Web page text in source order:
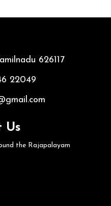
626117
22049
Us
the Rajapalayam